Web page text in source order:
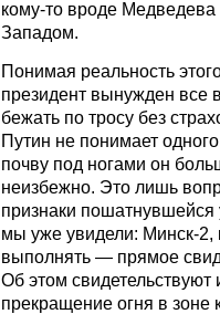
кому-то вроде
Западом.
Понимая реальность
президент вынужден все
бежать по тросу без
Путин не понимает
почву под ногами он
неизбежно. Это лишь
признаки пошатнувшейся
мы уже увидели: Минск-2,
выполнять — прямое
Об этом свидетельствуют
прекращение огня в зоне